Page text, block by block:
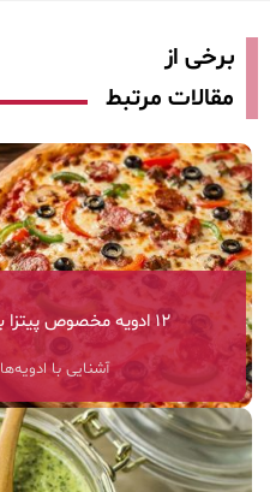
برخی از
مقالات مرتبط
آشنایی با ادویه‌ها
۱۲ ادویه مخصوص پیتزا برای طعم‌دهی فوق‌العاده